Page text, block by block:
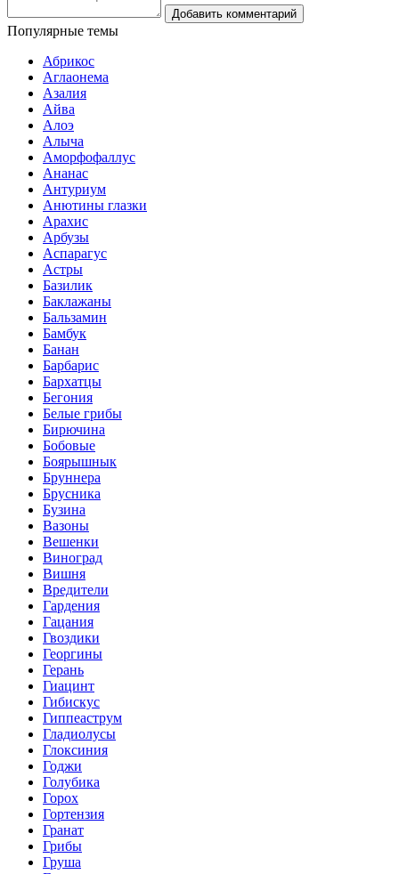
Популярные темы
Абрикос
Аглаонема
Азалия
Айва
Алоэ
Алыча
Аморфофаллус
Ананас
Антуриум
Анютины глазки
Арахис
Арбузы
Аспарагус
Астры
Базилик
Баклажаны
Бальзамин
Бамбук
Банан
Барбарис
Бархатцы
Бегония
Белые грибы
Бирючина
Бобовые
Боярышнык
Бруннера
Брусника
Бузина
Вазоны
Вешенки
Виноград
Вишня
Вредители
Гардения
Гацания
Гвоздики
Георгины
Герань
Гиацинт
Гибискус
Гиппеаструм
Гладиолусы
Глоксиния
Годжи
Голубика
Горох
Гортензия
Гранат
Грибы
Груша